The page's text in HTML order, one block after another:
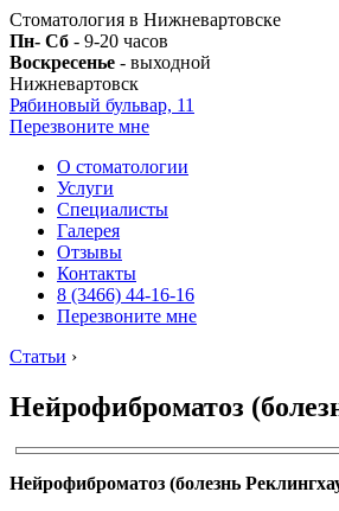
Стоматология в Нижневартовске
Пн- Сб - 9-20 часов
Воскресенье - выходной
Нижневартовск
Рябиновый бульвар, 11
Перезвоните мне
О стоматологии
Услуги
Специалисты
Галерея
Отзывы
Контакты
8 (3466) 44-16-16
Перезвоните мне
Статьи ›
Нейрофиброматоз
Нейрофиброматоз (болезнь